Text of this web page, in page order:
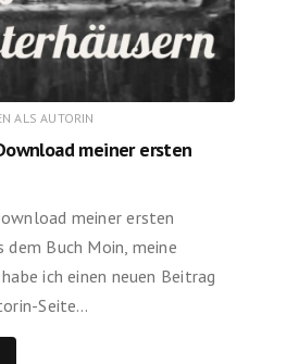
ALS AUTORIN
meiner ersten
meiner ersten
dem Buch Moin, meine
ich einen neuen Beitrag
Seite…